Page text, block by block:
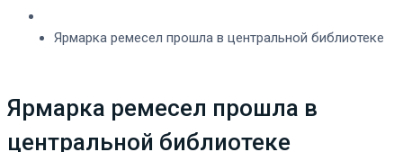
Ярмарка ремесел прошла в центральной библиотеке
Ярмарка ремесел прошла в
центральной библиотеке